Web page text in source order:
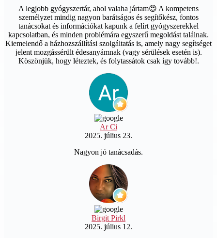
A legjobb gyógyszertár, ahol valaha jártam😍 A kompetens
személyzet mindig nagyon barátságos és segítőkész, fontos
tanácsokat és információkat kapunk a felírt gyógyszerekkel
kapcsolatban, és minden problémára egyszerű megoldást találnak.
Kiemelendő a házhozszállítási szolgáltatás is, amely nagy segítséget
jelent mozgássérült édesanyámnak (vagy sérülések esetén is).
Köszönjük, hogy léteztek, és folytassátok csak így tovább!.
Ar Ci
2025. július 23.
Nagyon jó tanácsadás.
Birgit Pirkl
2025. július 12.